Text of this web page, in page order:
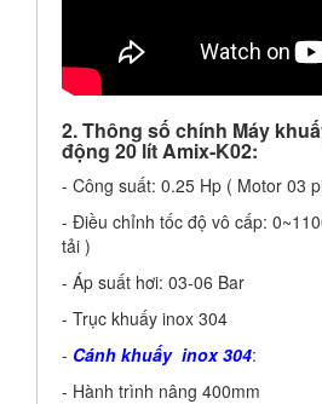
2. Thông số chính Máy
động 20 lít Amix-K02:
- Công suất: 0.25 Hp ( Motor 03
- Điều chỉnh tốc độ vô cấp:
tải )
- Áp suất hơi: 03-06 Bar
- Trục khuấy inox 304
- Cánh khuấy inox 304:
- Hành trình nâng 400mm